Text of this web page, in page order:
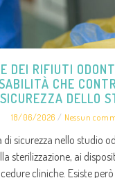
DEI RIFIUTI
CHE
SICUREZZA DELLO
18/06/2026 Nessun
di sicurezza nello studio
sterilizzazione, ai
cliniche. Esiste